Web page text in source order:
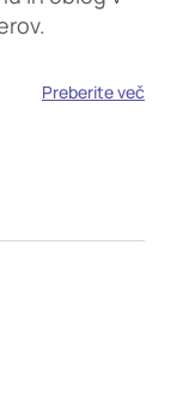
Preberite več